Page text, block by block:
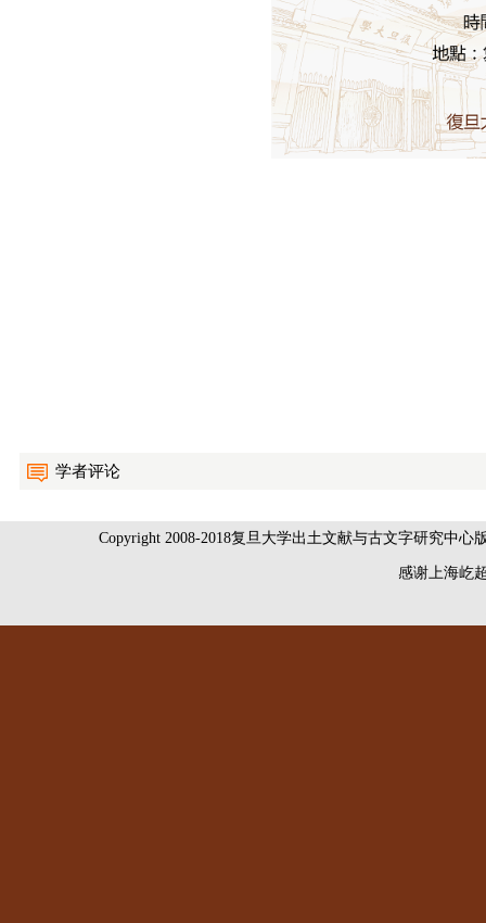
学者评论
Copyright 2008-2018复旦大学出土文献与古文字研究中
感谢上海屹